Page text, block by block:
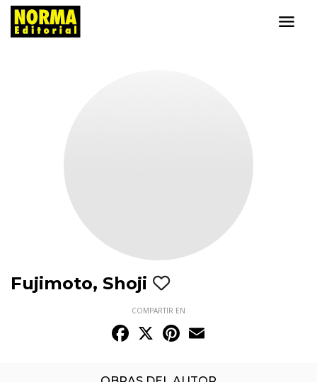
Fujimoto, Shoji
COMPARTIR EN
Facebook
X Pinterest